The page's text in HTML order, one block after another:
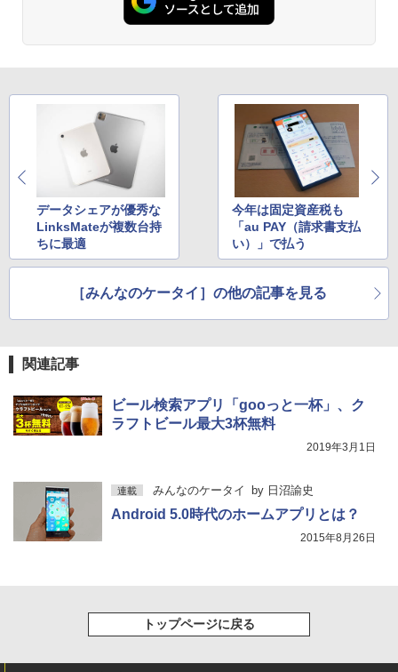
データシェアが優秀な
LinksMateが複数台持
ちに最適
今年は固定資産税も
「au PAY（請求書支払
い）」で払う
［みんなのケータイ］の他の記事を見る
関連記事
ビール検索アプリ「gooっと一杯」、ク
ラフトビール最大3杯無料
2019年3月1日
連載 みんなのケータイ by 日沼諭史
Android 5.0時代のホームアプリとは？
2015年8月26日
トップページに戻る